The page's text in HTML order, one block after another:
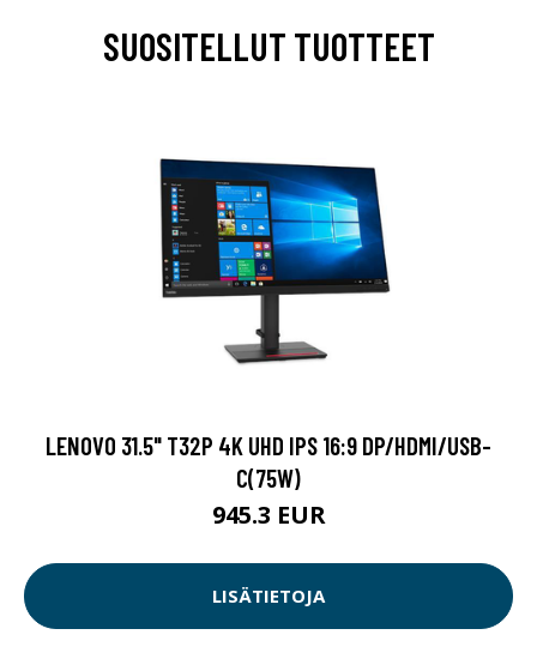
SUOSITELLUT TUOTTEET
LENOVO 31.5" T32P 4K UHD IPS 16:9 DP/HDMI/USB-
C(75W)
945.3 EUR
LISÄTIETOJA